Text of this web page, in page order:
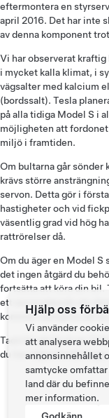
eftermontera en
april 2016. Det har inte
av denna komponent
Vi har observerat
i mycket kalla klimat, i
vägsalter med kalcium
(bordssalt). Tesla
på alla tidiga Model S i
möjligheten att fordonet
miljö i framtiden.
Om bultarna går sönder
krävs större
servon. Detta gör i
hastigheter och vid
väsentlig grad vid hög
rattrörelser då.
Om du äger en Model S
det ingen åtgärd du
fortsätta att köra din bil.
ett servicebesök när
kommer vanligtvis att
Tack för att du är en
du har några
Hjälp oss
Vi använder
att analysera
annonsinnehållet
samtycke
land där du
mer information.